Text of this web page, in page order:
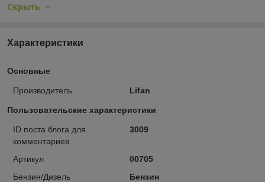
Скрыть
Характеристики
Основные
Производитель Lifan
Пользовательские характеристики
ID поста блога для
комментариев
3009
Артикул
00705
Бензин/Дизель
Бензин